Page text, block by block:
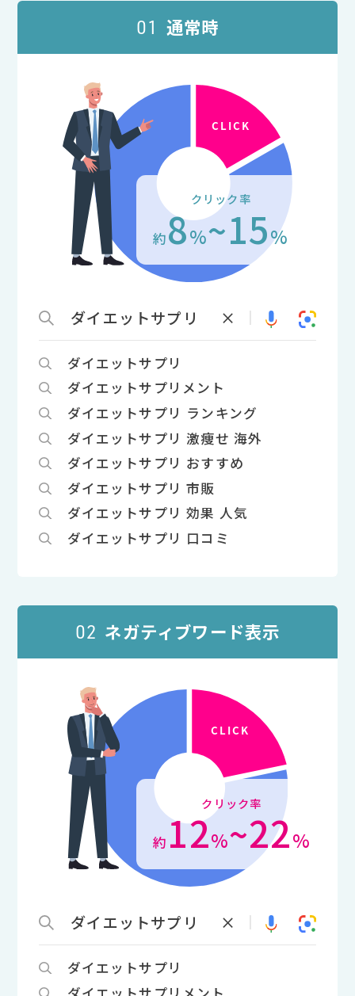
01 通常時
クリック率
約8%~15%
ダイエットサプリ × |
ダイエットサプリ
ダイエットサプリメント
ダイエットサプリ ランキング
ダイエットサプリ 激痩せ 海外
ダイエットサプリ おすすめ
ダイエットサプリ 市販
ダイエットサプリ 効果 人気
ダイエットサプリ 口コミ
02 ネガティブワード表示
クリック率
約12%~22%
ダイエットサプリ × |
ダイエットサプリ